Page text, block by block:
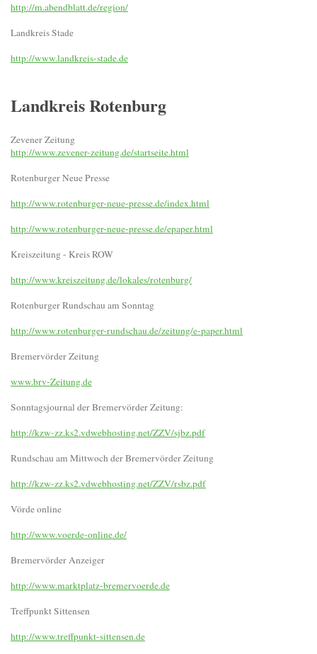
http://m.abendblatt.de/region/
Landkreis Stade
http://www.landkreis-stade.de
Landkreis Rotenburg
Zevener Zeitung
http://www.zevener-zeitung.de/startseite.html
Rotenburger Neue Presse
http://www.rotenburger-neue-presse.de/index.html
http://www.rotenburger-neue-presse.de/epaper.html
Kreiszeitung - Kreis ROW
http://www.kreiszeitung.de/lokales/rotenburg/
Rotenburger Rundschau am Sonntag
http://www.rotenburger-rundschau.de/zeitung/e-paper.html
Bremervörder Zeitung
www.brv-Zeitung.de
Sonntagsjournal der Bremervörder Zeitung:
http://kzw-zz.ks2.vdwebhosting.net/ZZV/sjbz.pdf
Rundschau am Mittwoch der Bremervörder Zeitung
http://kzw-zz.ks2.vdwebhosting.net/ZZV/rsbz.pdf
Vörde online
http://www.voerde-online.de/
Bremervörder Anzeiger
http://www.marktplatz-bremervoerde.de
Treffpunkt Sittensen
http://www.treffpunkt-sittensen.de